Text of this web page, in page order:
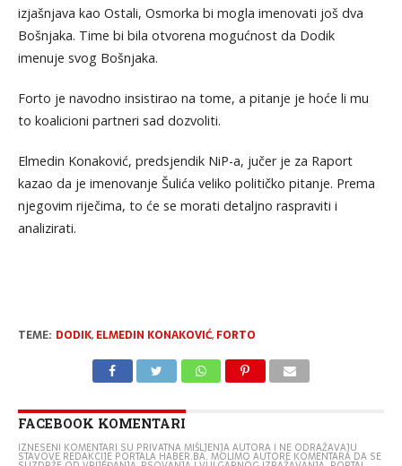
izjašnjava kao Ostali, Osmorka bi mogla imenovati još dva
Bošnjaka. Time bi bila otvorena mogućnost da Dodik
imenuje svog Bošnjaka.
Forto je navodno insistirao na tome, a pitanje je hoće li mu
to koalicioni partneri sad dozvoliti.
Elmedin Konaković, predsjendik NiP-a, jučer je za Raport
kazao da je imenovanje Šulića veliko političko pitanje. Prema
njegovim riječima, to će se morati detaljno raspraviti i
analizirati.
TEME: DODIK, ELMEDIN KONAKOVIĆ, FORTO
FACEBOOK KOMENTARI
IZNESENI KOMENTARI SU PRIVATNA MIŠLJENJA AUTORA I NE ODRAŽAVAJU
STAVOVE REDAKCIJE PORTALA HABER.BA. MOLIMO AUTORE KOMENTARA DA SE